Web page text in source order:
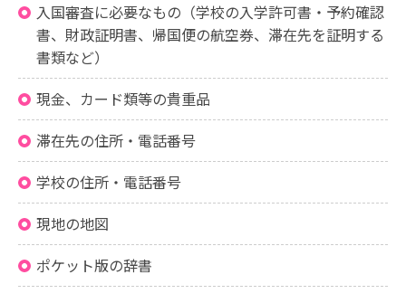
入国審査に必要なもの（学校の入学許可書・予約確認
書、財政証明書、帰国便の航空券、滞在先を証明する
書類など）
現金、カード類等の貴重品
滞在先の住所・電話番号
学校の住所・電話番号
現地の地図
ポケット版の辞書